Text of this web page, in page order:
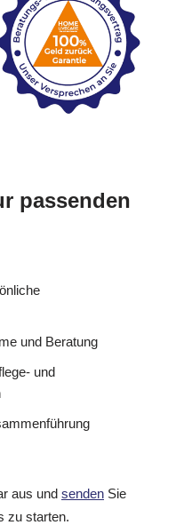
passenden
und Beratung
und
aus und senden Sie
zu starten.